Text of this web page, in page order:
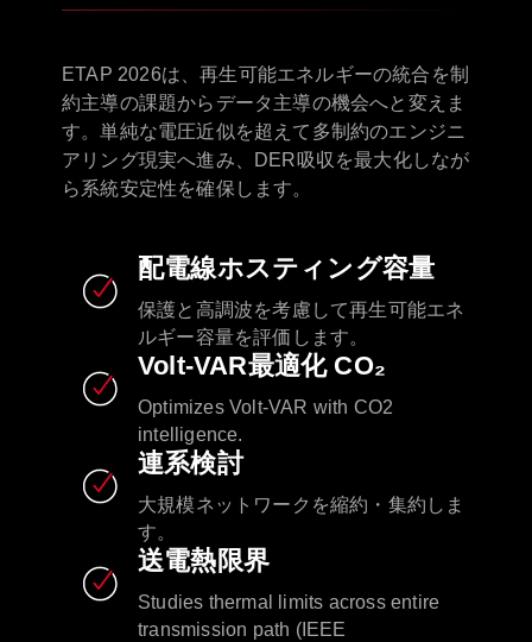
ETAP 2026は、再生可能エネルギーの統合を制
約主導の課題からデータ主導の機会へと変えま
す。単純な電圧近似を超えて多制約のエンジニ
アリング現実へ進み、DER吸収を最大化しなが
ら系統安定性を確保します。
配電線ホスティング容量
保護と高調波を考慮して再生可能エネ
ルギー容量を評価します。
Volt-VAR最適化 CO₂
Optimizes Volt-VAR with CO2
intelligence.​
連系検討
大規模ネットワークを縮約・集約しま
す。
送電熱限界
Studies thermal limits across entire
transmission path (IEEE